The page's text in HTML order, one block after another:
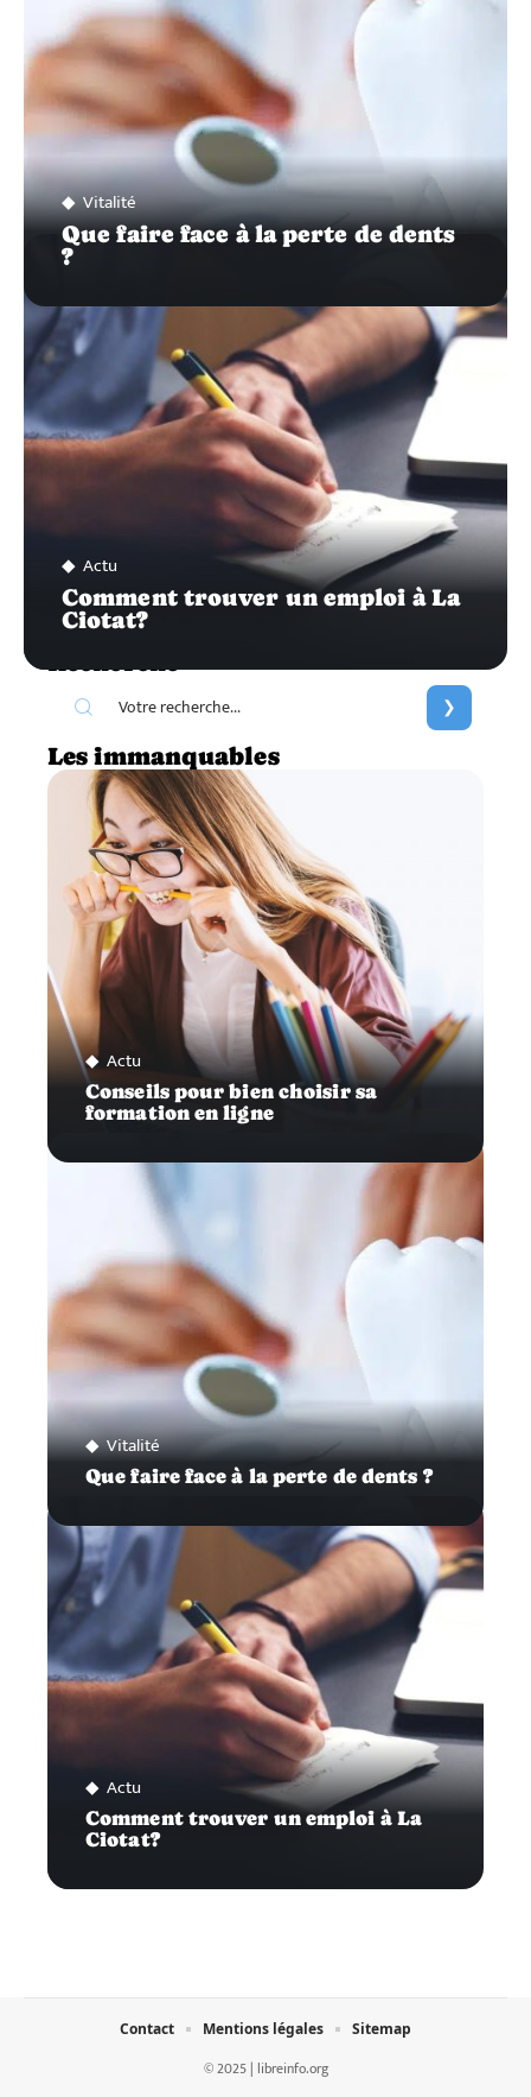
Vitalité
Que faire face à la perte de dents
?
Actu
Comment trouver un emploi à La
Ciotat?
Les immanquables
Actu
Conseils pour bien choisir sa
formation en ligne
Vitalité
Que faire face à la perte de dents ?
Actu
Comment trouver un emploi à La
Ciotat?
© 2025 | libreinfo.org
Contact Mentions légales Sitemap